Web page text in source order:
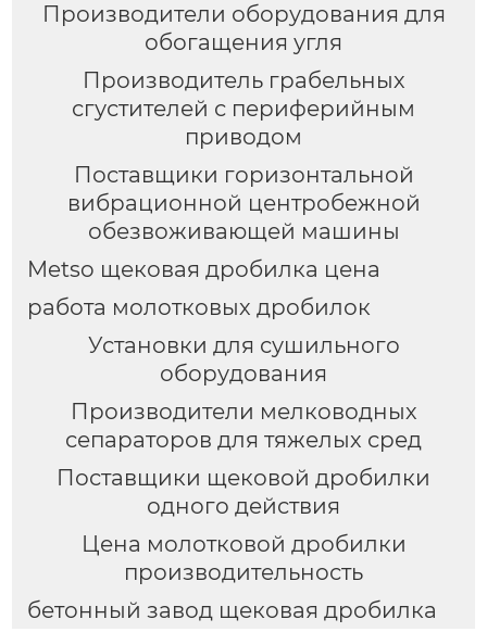
Производители оборудования для
обогащения угля
Производитель грабельных
сгустителей с периферийным
приводом
Поставщики горизонтальной
вибрационной центробежной
обезвоживающей машины
Metso щековая дробилка цена
работа молотковых дробилок
Установки для сушильного
оборудования
Производители мелководных
сепараторов для тяжелых сред
Поставщики щековой дробилки
одного действия
Цена молотковой дробилки
производительность
бетонный завод щековая дробилка